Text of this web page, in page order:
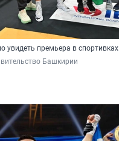
увидеть премьера в спортивках
Башкирии